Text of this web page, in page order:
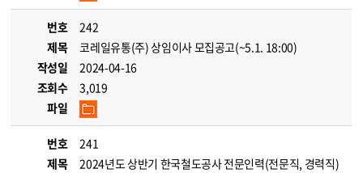
번호
242
제목
코레일유통(주) 상임이사 모집공고(~5.1. 18:00)
작성일
2024-04-16
조회수
3,019
파일
번호
241
제목
2024년도 상반기 한국철도공사 전문인력(전문직, 경력직)